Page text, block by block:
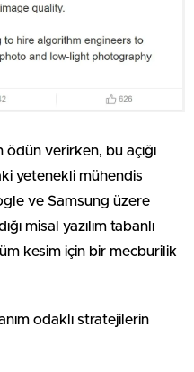
verirken, bu açığı
yetenekli mühendis
ve Samsung üzere
misal yazılım tabanlı
kesim için bir mecburilik
odaklı stratejilerin